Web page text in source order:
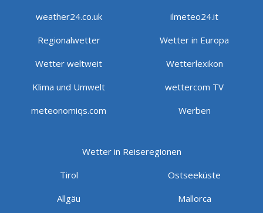
weather24.co.uk
ilmeteo24.it
Regionalwetter
Wetter in Europa
Wetter weltweit
Wetterlexikon
Klima und Umwelt
wettercom TV
meteonomiqs.com
Werben
Wetter in Reiseregionen
Tirol
Ostseeküste
Allgäu
Mallorca